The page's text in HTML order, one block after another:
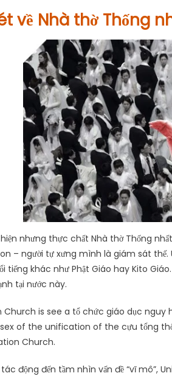
về Nhà thờ Thống
nhưng thực chất Nhà thờ Thống
– người tự xưng mình là giám sát
tiếng khác như Phật Giáo hay Kito
tại nước này.
Church is see a tổ chức giáo dục nguy
of the unification of the cựu tổng
Church.
động đến tầm nhìn vấn đề “vĩ mô”,